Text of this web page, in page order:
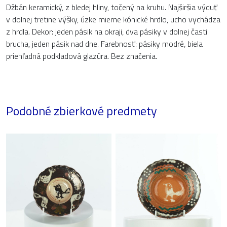
Džbán keramický, z bledej hliny, točený na kruhu. Najširšia výduť
v dolnej tretine výšky, úzke mierne kónické hrdlo, ucho vychádza
z hrdla. Dekor: jeden pásik na okraji, dva pásiky v dolnej časti
brucha, jeden pásik nad dne. Farebnosť: pásiky modré, biela
priehľadná podkladová glazúra. Bez značenia.
Podobné zbierkové predmety